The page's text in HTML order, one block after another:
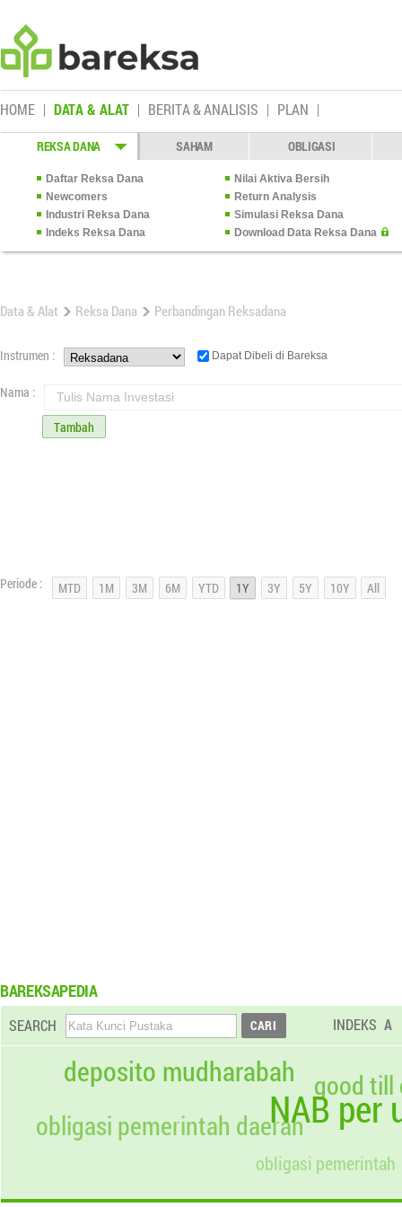
HOME DATA & ALAT BERITA & ANALISIS PLAN
REKSA DANA SAHAM OBLIGASI
Daftar Reksa Dana
Nilai Aktiva Bersih
Newcomers
Return Analysis
Industri Reksa Dana
Simulasi Reksa Dana
Indeks Reksa Dana
Download Data Reksa Dana
Data & Alat Reksa Dana Perbandingan Reksadana
Instrumen : Dapat Dibeli di Bareksa
Nama : Tulis Nama Investasi
Tambah
Periode :
BAREKSAPEDIA
SEARCH INDEKS A
NAB per
deposito mudharabah
obligasi pemerintah
obligasi pemerintah daerah
good till